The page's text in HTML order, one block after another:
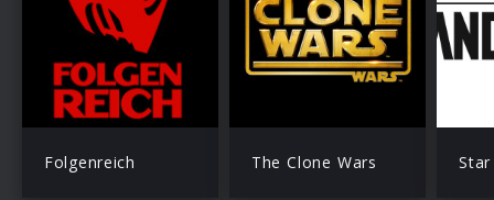
Folgenreich The Clone Wars